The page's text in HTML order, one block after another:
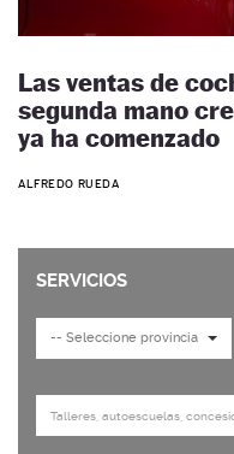
Las ventas de
segunda mano
ya ha comenzado
ALFREDO RUEDA